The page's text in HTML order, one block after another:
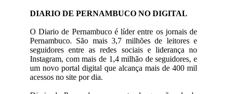
DIARIO DE PERNAMBUCO NO DIGITAL
O Diario de Pernambuco é líder entre os jornais de
Pernambuco. São mais 3,7 milhões de leitores e
seguidores entre as redes sociais e liderança no
Instagram, com mais de 1,4 milhão de seguidores, e
um novo portal digital que alcança mais de 400 mil
acessos no site por dia.